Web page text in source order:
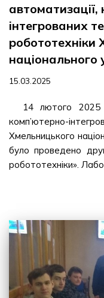
інтегрованих
робототехніки
національного
15.03.2025
14 лютого 2025
комп’ютерно-
Хмельницького
було проведено
робототехніки».